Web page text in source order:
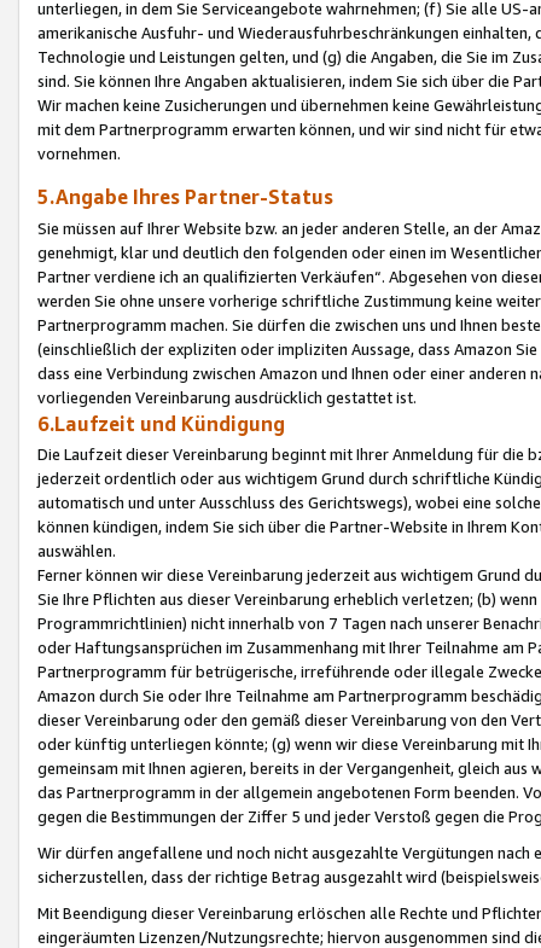
unterliegen, in dem Sie Serviceangebote wahrnehmen; (f) Sie alle
amerikanische Ausfuhr- und Wiederausfuhrbeschränkungen
Technologie und Leistungen gelten, und (g) die Angaben, die Sie im
sind. Sie können Ihre Angaben aktualisieren, indem Sie sich über die
Wir machen keine Zusicherungen und übernehmen keine
mit dem Partnerprogramm erwarten können, und wir sind nicht für
vornehmen.
5.Angabe Ihres Partner-Status
Sie müssen auf Ihrer Website bzw. an jeder anderen Stelle, an der
genehmigt, klar und deutlich den folgenden oder einen im
Partner verdiene ich an qualifizierten Verkäufen“. Abgesehen von
werden Sie ohne unsere vorherige schriftliche Zustimmung keine
Partnerprogramm machen. Sie dürfen die zwischen uns und Ihnen
(einschließlich der expliziten oder impliziten Aussage, dass Amazon
dass eine Verbindung zwischen Amazon und Ihnen oder einer
vorliegenden Vereinbarung ausdrücklich gestattet ist.
6.Laufzeit und Kündigung
Die Laufzeit dieser Vereinbarung beginnt mit Ihrer Anmeldung für die
jederzeit ordentlich oder aus wichtigem Grund durch schriftliche
automatisch und unter Ausschluss des Gerichtswegs), wobei eine
können kündigen, indem Sie sich über die Partner-Website in Ihrem
auswählen.
Ferner können wir diese Vereinbarung jederzeit aus wichtigem Grund
Sie Ihre Pflichten aus dieser Vereinbarung erheblich verletzen; (b)
Programmrichtlinien) nicht innerhalb von 7 Tagen nach unserer
oder Haftungsansprüchen im Zusammenhang mit Ihrer Teilnahme am
Partnerprogramm für betrügerische, irreführende oder illegale
Amazon durch Sie oder Ihre Teilnahme am Partnerprogramm
dieser Vereinbarung oder den gemäß dieser Vereinbarung von den
oder künftig unterliegen könnte; (g) wenn wir diese Vereinbarung mit
gemeinsam mit Ihnen agieren, bereits in der Vergangenheit, gleich
das Partnerprogramm in der allgemein angebotenen Form beenden.
gegen die Bestimmungen der Ziffer 5 und jeder Verstoß gegen die
Wir dürfen angefallene und noch nicht ausgezahlte Vergütungen
sicherzustellen, dass der richtige Betrag ausgezahlt wird
Mit Beendigung dieser Vereinbarung erlöschen alle Rechte und
eingeräumten Lizenzen/Nutzungsrechte; hiervon ausgenommen sind